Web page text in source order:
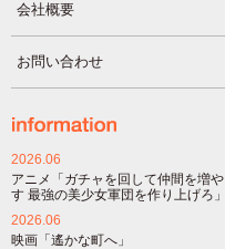
会社概要
お問い合わせ
2026.06
アニメ「ガチャを回して仲間を増や
す 最強の美少女軍団を作り上げろ」
2026.06
映画「遙かな町へ」